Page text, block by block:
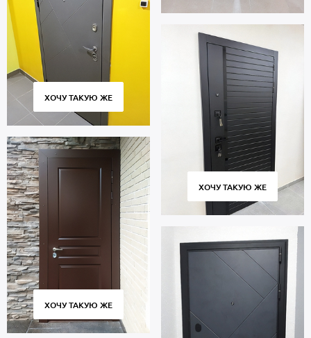
ХОЧУ ТАКУЮ ЖЕ
ХОЧУ ТАКУЮ ЖЕ
ХОЧУ ТАКУЮ ЖЕ